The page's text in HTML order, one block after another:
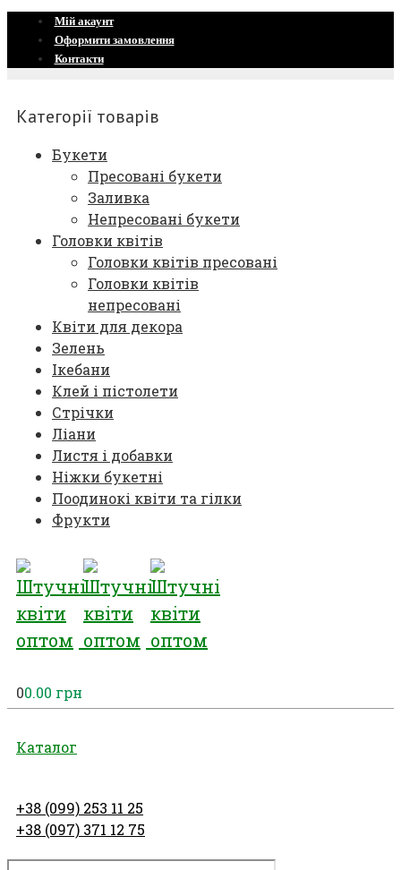
Мій акаунт
Оформити замовлення
Контакти
Категорії товарів
Букети
Пресовані букети
Заливка
Непресовані букети
Головки квітів
Головки квітів пресовані
Головки квітів
непресовані
Квіти для декора
Зелень
Ікебани
Клей і пістолети
Стрічки
Ліани
Листя і добавки
Ніжки букетні
Поодинокі квіти та гілки
Фрукти
00.00 грн
Каталог
+38 (099) 253 11 25
+38 (097) 371 12 75